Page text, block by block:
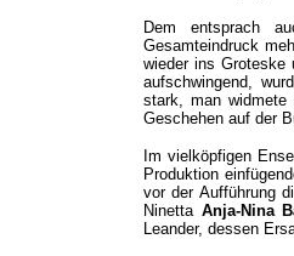
Dem entsprach
Gesamteindruck
wieder ins Groteske
aufschwingend,
stark, man
Geschehen auf der
Im vielköpfigen
Produktion
vor der Aufführung
Ninetta Anja-Nina
Leander, dessen